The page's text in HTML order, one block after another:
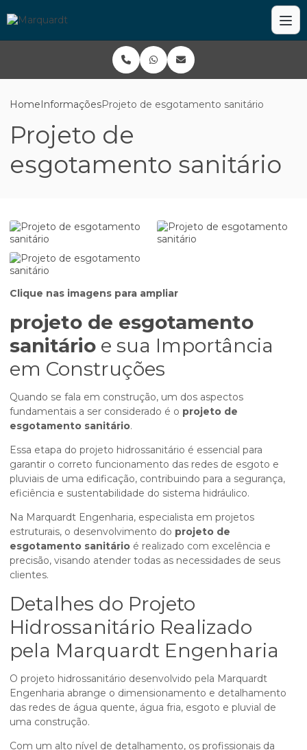
HomeInformaçõesProjeto de esgotamento sanitário
Projeto de
esgotamento sanitário
Clique nas imagens para ampliar
projeto de esgotamento
sanitário e sua Importância
em Construções
Quando se fala em construção, um dos aspectos
fundamentais a ser considerado é o projeto de
esgotamento sanitário.
Essa etapa do projeto hidrossanitário é essencial para
garantir o correto funcionamento das redes de esgoto e
pluviais de uma edificação, contribuindo para a segurança,
eficiência e sustentabilidade do sistema hidráulico.
Na Marquardt Engenharia, especialista em projetos
estruturais, o desenvolvimento do projeto de
esgotamento sanitário é realizado com excelência e
precisão, visando atender todas as necessidades de seus
clientes.
Detalhes do Projeto
Hidrossanitário Realizado
pela Marquardt Engenharia
O projeto hidrossanitário desenvolvido pela Marquardt
Engenharia abrange o dimensionamento e detalhamento
das redes de água quente, água fria, esgoto e pluvial de
uma construção.
Com um alto nível de detalhamento, os profissionais da